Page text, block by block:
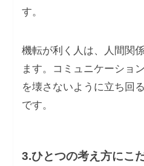
す。
機転が利く人は、人間関
ます。コミュニケーショ
を壊さないように立ち回
です。
3.ひとつの考え方にこ